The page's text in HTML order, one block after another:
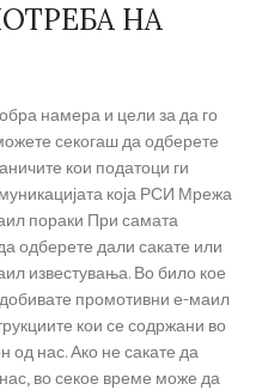
НА
намера и цели за да го
секогаш да одберете
кои податоци ги
која РСИ Мрежа
пораки При самата
одберете дали сакате или
известувања. Во било кое
промотивни е-маил
кои се содржани во
од нас. Ако не сакате да
во секое време може да